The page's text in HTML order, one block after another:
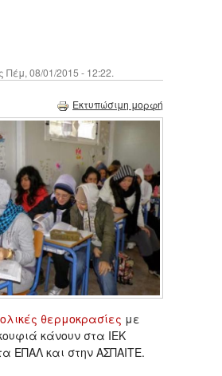
Πέμ, 08/01/2015 - 12:22.
Εκτυπώσιμη μορφή
θερμοκρασίες με
κάνουν στα ΙΕΚ
ΕΠΑΛ και στην ΑΣΠΑΙΤΕ.